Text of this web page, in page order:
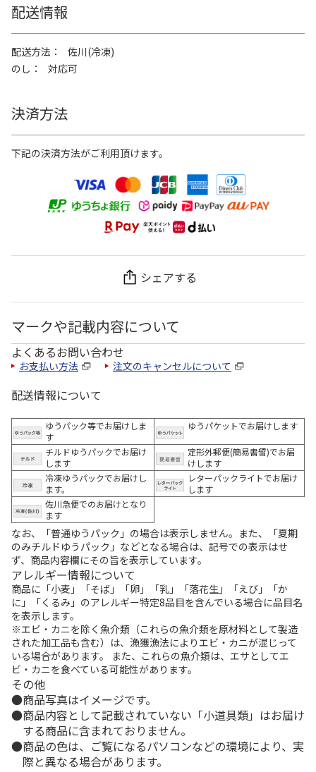
配送情報
配送方法
佐川(冷凍)
のし
対応可
決済方法
下記の決済方法がご利用頂けます。
シェアする
マークや記載内容について
よくあるお問い合わせ
お支払い方法 注文のキャンセルについて
配送情報について
ゆうパック等でお届けしま
す
ゆうパケットでお届けします
チルドゆうパックでお届け
します
定形外郵便(簡易書留)でお届
けします
冷凍ゆうパックでお届けし
ます。
レターパックライトでお届け
します
佐川急便でのお届けとなり
ます
なお、「普通ゆうパック」の場合は表示しません。また、「夏期
のみチルドゆうパック」などとなる場合は、記号での表示はせ
ず、商品内容欄にその旨を表示しています。
アレルギー情報について
商品に「小麦」「そば」「卵」「乳」「落花生」「えび」「か
に」「くるみ」のアレルギー特定8品目を含んでいる場合に品目名
を表示します。
※エビ・カニを除く魚介類（これらの魚介類を原材料として製造
された加工品も含む）は、漁獲漁法によりエビ・カニが混じって
いる場合があります。 また、これらの魚介類は、エサとしてエ
ビ・カニを食べている可能性があります。
その他
商品写真はイメージです。
商品内容として記載されていない「小道具類」はお届け
する商品に含まれておりません。
商品の色は、ご覧になるパソコンなどの環境により、実
際と異なる場合があります。